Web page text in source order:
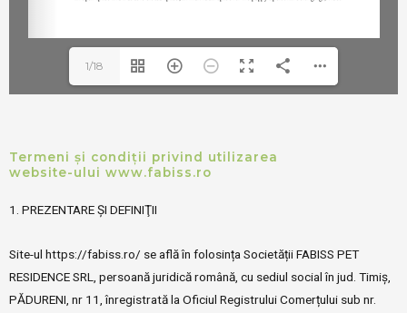
1/18
Termeni și condiții privind utilizarea
website-ului www.fabiss.ro
1. PREZENTARE ȘI DEFINIŢII
Site-ul https://fabiss.ro/ se află în folosința Societății FABISS PET
RESIDENCE SRL, persoană juridică română, cu sediul social în jud. Timiș,
PĂDURENI, nr 11, înregistrată la Oficiul Registrului Comerțului sub nr.